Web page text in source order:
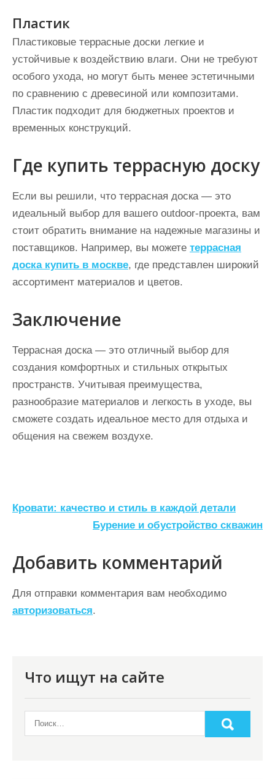
Пластик
Пластиковые террасные доски легкие и
устойчивые к воздействию влаги. Они не требуют
особого ухода, но могут быть менее эстетичными
по сравнению с древесиной или композитами.
Пластик подходит для бюджетных проектов и
временных конструкций.
Где купить террасную доску
Если вы решили, что террасная доска — это
идеальный выбор для вашего outdoor-проекта, вам
стоит обратить внимание на надежные магазины и
поставщиков. Например, вы можете террасная
доска купить в москве, где представлен широкий
ассортимент материалов и цветов.
Заключение
Террасная доска — это отличный выбор для
создания комфортных и стильных открытых
пространств. Учитывая преимущества,
разнообразие материалов и легкость в уходе, вы
сможете создать идеальное место для отдыха и
общения на свежем воздухе.
Н
в
и
г
а
Кровати: качество и стиль в каждой детали
Бурение и обустройство скважин
Добавить комментарий
Для отправки комментария вам необходимо
авторизоваться.
Что ищут на сайте